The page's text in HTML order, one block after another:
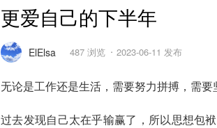
更爱自己的下半年
ElElsa 487 浏览 2023-06-11 发布
无论是工作还是生活，需要努力拼搏，需要
过去发现自己太在乎输赢了，所以思想包